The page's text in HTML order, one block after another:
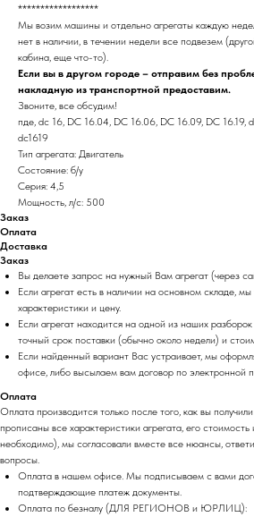
******************
Мы возим машины и отдельно агрегаты каждую
нет в наличии, в течении недели все подвезем
кабина, еще что-то).
Если вы в другом городе – отправим без
накладную из транспортной предоставим.
Звоните, все обсудим!
пде, dc 16, DC 16.04, DC 16.06, DC 16.09, DC 16.19,
dc1619
Тип агрегата: Двигатель
Состояние: б/у
Серия: 4,5
Мощность, л/с: 500
Заказ
Оплата
Доставка
Заказ
Вы делаете запрос на нужный Вам агрегат (через
Если агрегат есть в наличии на основном складе,
характеристики и цену.
Если агрегат находится на одной из наших
точный срок поставки (обычно около недели) и
Если найденный вариант Вас устраивает, мы
офисе, либо высылаем вам договор по электронной
Оплата
Оплата производится только после того, как вы
прописаны все характеристики агрегата, его
необходимо), мы согласовали вместе все нюансы,
вопросы.
Оплата в нашем офисе. Мы подписываем с вами
подтверждающие платеж документы.
Оплата по безналу (ДЛЯ РЕГИОНОВ и ЮРЛИЦ):